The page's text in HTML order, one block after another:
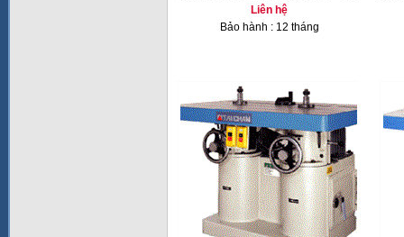
Liên hệ
Bảo hành : 12 tháng